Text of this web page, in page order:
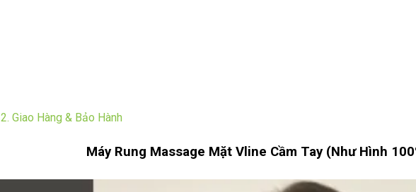
2. Giao Hàng & Bảo Hành
Máy Rung Massage Mặt Vline Cầm Tay (Như Hình